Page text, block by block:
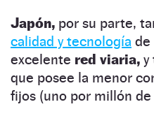
Japón, por su parte,
calidad y tecnología de
excelente red viaria, y
que posee la menor
fijos (uno por millón